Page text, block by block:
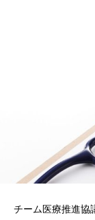
チーム医療推進協